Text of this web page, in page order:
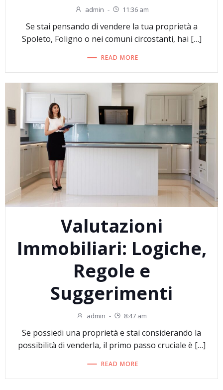
admin - 11:36 am
Se stai pensando di vendere la tua proprietà a
Spoleto, Foligno o nei comuni circostanti, hai […]
READ MORE
Valutazioni
Immobiliari: Logiche,
Regole e
Suggerimenti
admin - 8:47 am
Se possiedi una proprietà e stai considerando la
possibilità di venderla, il primo passo cruciale è […]
READ MORE